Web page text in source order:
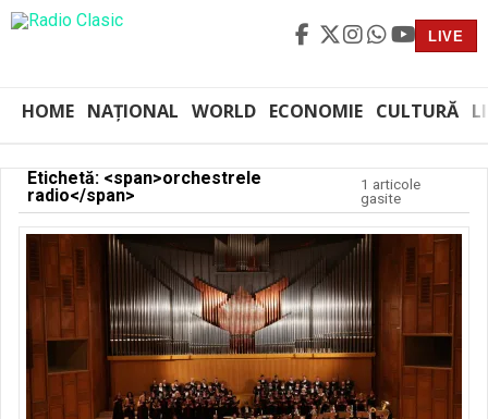
LIVE
HOME NAȚIONAL WORLD ECONOMIE CULTURĂ
Etichetă: <span>orchestrele
radio</span>
1 articole
gasite